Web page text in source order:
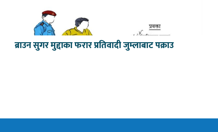
ब्राउन सुगर मुद्दाका फरार प्रतिवादी जुम्लाबाट पक्राउ